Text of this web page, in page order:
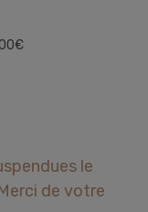
le
de votre